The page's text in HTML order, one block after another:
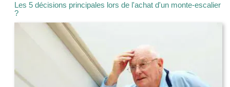
Les 5 décisions principales lors de l'achat d'un monte-escalier
?